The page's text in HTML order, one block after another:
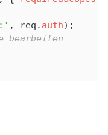
, req . auth);
bearbeiten